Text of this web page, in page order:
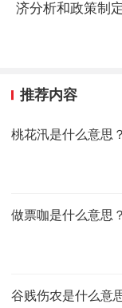
济分析和政策制
推荐内容
桃花汛是什么意思
做票咖是什么意思
谷贱伤农是什么意